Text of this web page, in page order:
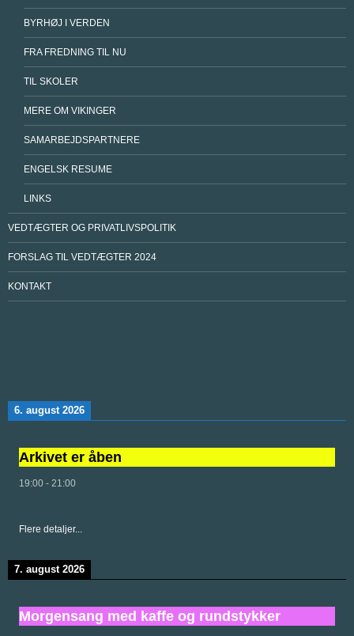
BYRHØJ I VERDEN
FRA FREDNING TIL NU
TIL SKOLER
MERE OM VIKINGER
SAMARBEJDSPARTNERE
ENGELSK RESUME
LINKS
VEDTÆGTER OG PRIVATLIVSPOLITIK
FORSLAG TIL VEDTÆGTER 2024
KONTAKT
6. august 2026
Arkivet er åben
19:00 - 21:00
Flere detaljer...
7. august 2026
Morgensang med kaffe og rundstykker